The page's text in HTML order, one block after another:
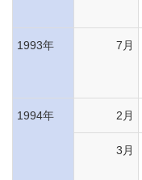
1993年 7月
1994年 2月
3月